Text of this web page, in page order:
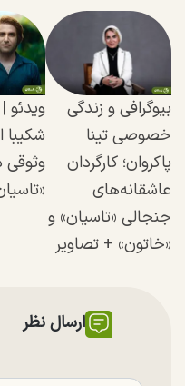
بیوگرافی و زندگی
خصوصی تینا
پاکروان؛ کارگردان
عاشقانه‌های
جنجالی «تاسیان» و
«خاتون» + تصاویر
ویدئو
شکیبا
وثوقی
ارسال نظر